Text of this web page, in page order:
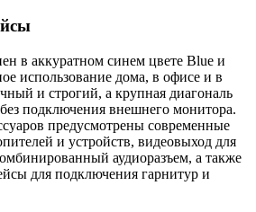
в аккуратном синем цвете Blue и
использование дома, в офисе и в
и строгий, а крупная диагональ
без подключения внешнего монитора.
предусмотрены современные
и устройств, видеовыход для
аудиоразъем, а также
для подключения гарнитур и